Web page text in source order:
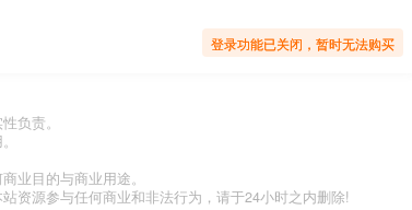
登录功能已关闭，暂时无法购买
负责。
业目的与商业用途。
资源参与任何商业和非法行为，请于24小时之内删除!